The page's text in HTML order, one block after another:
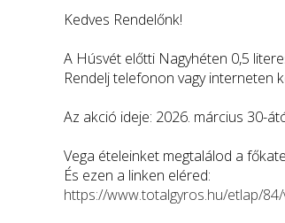
Kedves Rendelőnk!
A Húsvét előtti Nagyhéten 0,5
Rendelj telefonon vagy interneten
Az akció ideje: 2026. március 30-
Vega ételeinket megtalálod a
És ezen a linken eléred:
https://www.totalgyros.hu/etlap/